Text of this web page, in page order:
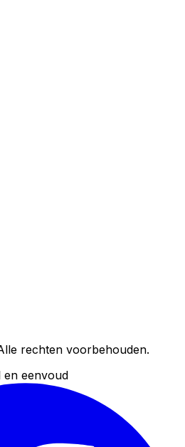
rechten voorbehouden.
en eenvoud